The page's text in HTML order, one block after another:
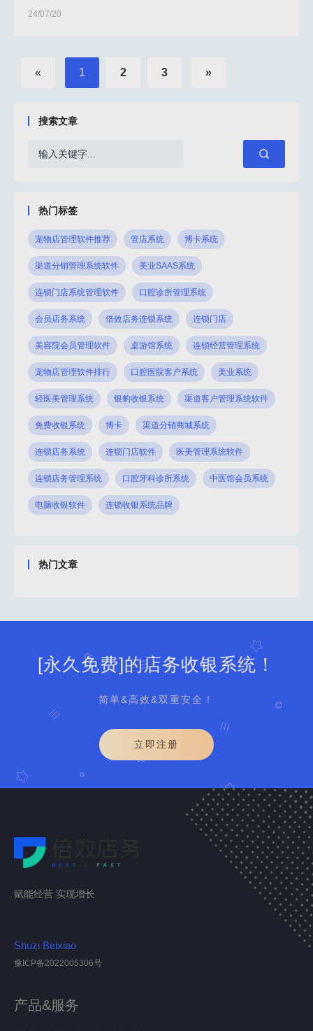
24/07/20
« 1 2 3 »
搜索文章
热门标签
宠物店管理软件推荐 管店系统 博卡系统
渠道分销管理系统软件 美业SAAS系统
连锁门店系统管理软件 口腔诊所管理系统
会员店务系统 倍效店务连锁系统 连锁门店
美容院会员管理软件 桌游馆系统 连锁经营管理系统
宠物店管理软件排行 口腔医院客户系统 美业系统
轻医美管理系统 银豹收银系统 渠道客户管理系统软件
免费收银系统 博卡 渠道分销商城系统
连锁店务系统 连锁门店软件 医美管理系统软件
连锁店务管理系统 口腔牙科诊所系统 中医馆会员系统
电脑收银软件 连锁收银系统品牌
热门文章
[永久免费]的店务收银系统！
简单&高效&双重安全！
立即注册
赋能经营 实现增长
Shuzi Beixiao
豫ICP备2022005306号
产品&服务